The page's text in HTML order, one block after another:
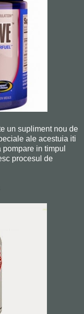
un supliment nou de
ale acestuia iti
in timpul
procesul de